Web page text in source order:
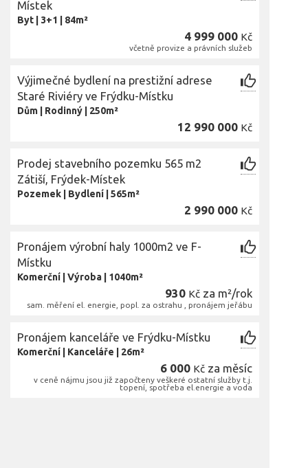
Místek
Byt 3+1 84m²
4 999 000 Kč
včetně provize a právních služeb
Výjimečné bydlení na prestižní adrese
Staré Riviéry ve Frýdku-Místku
Dům Rodinný 250m²
12 990 000 Kč
Prodej stavebního pozemku 565 m2
Zátiší, Frýdek-Místek
Pozemek Bydlení 565m²
2 990 000 Kč
Pronájem výrobní haly 1000m2 ve F-
Místku
Komerční Výroba 1040m²
930 Kč za m²/rok
sam. měření el. energie, popl. za ostrahu , pronájem jeřábu
Pronájem kanceláře ve Frýdku-Místku
Komerční Kanceláře 26m²
6 000 Kč za měsíc
v ceně nájmu jsou již započteny veškeré ostatní služby t.j.
topení, spotřeba el.energie a voda